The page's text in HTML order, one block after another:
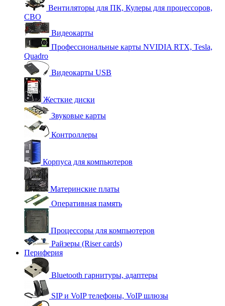
Вентиляторы для ПК, Кулеры для процессоров,
СВО
Видеокарты
Профессиональные карты NVIDIA RTX, Tesla,
Quadro
Видеокарты USB
Жесткие диски
Звуковые карты
Контроллеры
Корпуса для компьютеров
Материнские платы
Оперативная память
Процессоры для компьютеров
Райзеры (Riser cards)
Периферия
Bluetooth гарнитуры, адаптеры
SIP и VoIP телефоны, VoIP шлюзы